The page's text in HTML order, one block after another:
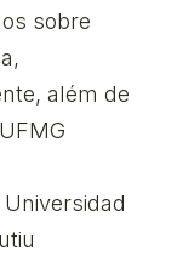
sobre
além de
Universidad